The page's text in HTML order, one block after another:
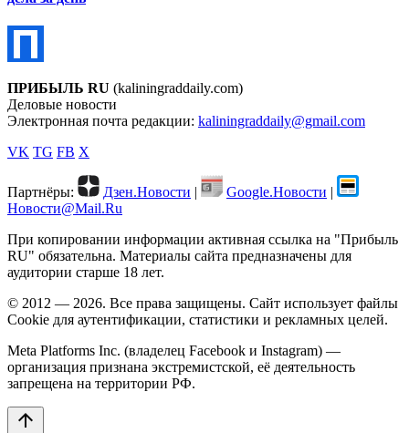
ПРИБЫЛЬ RU (kaliningraddaily.com)
Деловые новости
Электронная почта редакции: kaliningraddaily@gmail.com
VK TG FB X
Партнёры: Дзен.Новости | Google.Новости |
Новости@Mail.Ru
При копировании информации активная ссылка на "Прибыль
RU" обязательна. Материалы сайта предназначены для
аудитории старше 18 лет.
© 2012 — 2026. Все права защищены. Сайт использует файлы
Cookie для аутентификации, статистики и рекламных целей.
Meta Platforms Inc. (владелец Facebook и Instagram) —
организация признана экстремистской, её деятельность
запрещена на территории РФ.
arrow_upward